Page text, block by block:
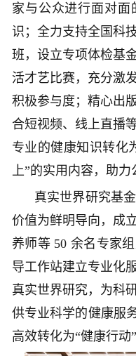
家与公众进行面对面
识；全力支持全国科
班，设立专项体检基
活才艺比赛，充分激
积极参与度；精心出
合短视频、线上直播
专业的健康知识转化
上”的实用内容，助
真实世界研究基
价值为鲜明导向，成
养师等 50 余名专家
导工作站建立专业化
真实世界研究，为科
供专业科学的健康服
高效转化为“健康行动”